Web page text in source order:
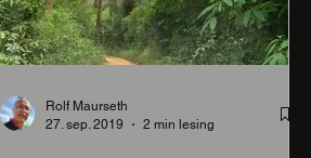
Rolf Maurseth
27. sep. 2019
2 min lesing